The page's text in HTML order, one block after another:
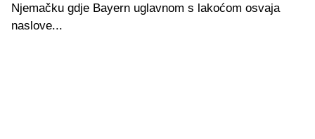
Njemačku gdje Bayern uglavnom s lakoćom osvaja
naslove...